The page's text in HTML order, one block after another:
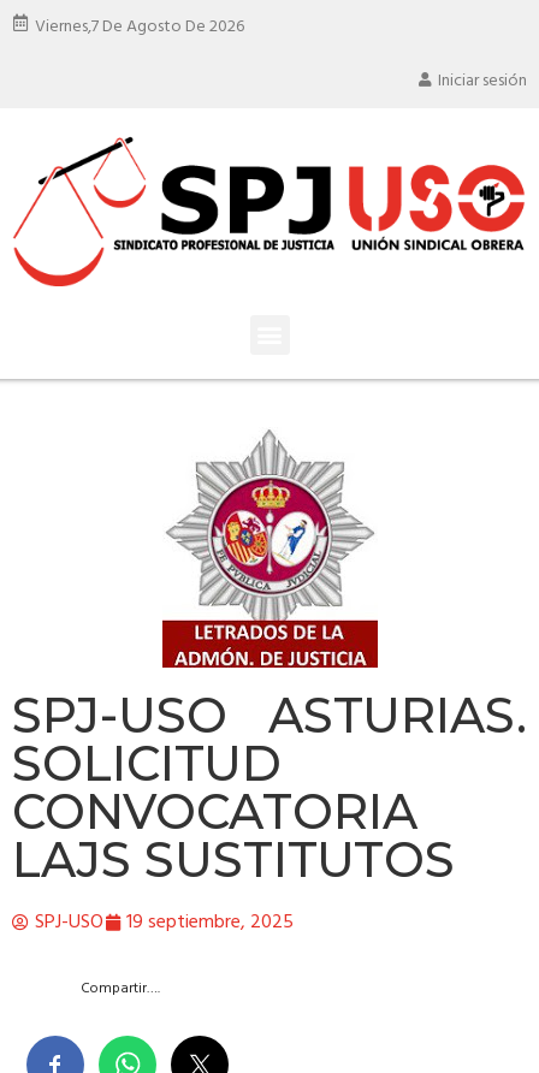
Viernes,7 De Agosto De 2026
Iniciar sesión
SPJ-USO ASTURIAS.
SOLICITUD
CONVOCATORIA
LAJS SUSTITUTOS
SPJ-USO 19 septiembre, 2025
Compartir….